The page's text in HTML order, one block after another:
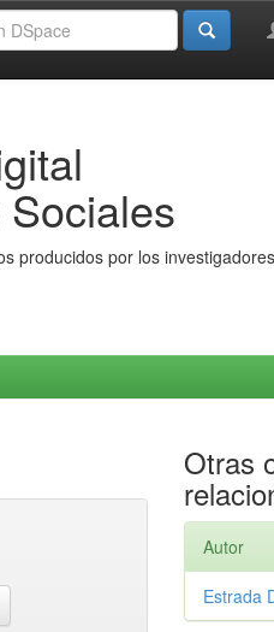
producidos por los
Otras
Autor
Estrada